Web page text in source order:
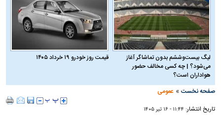
لیگ بیست‌وششم بدون تماشاگر آغاز
می‌شود؟ | چه کسی مخالف حضور
هواداران است؟
قیمت روز خودرو ۱۹ خرداد ۱۴۰۵
صفحه نخست » عمومی
تاریخ انتشار: ۱۱:۴۴ - ۱۶ تير ۱۴۰۵